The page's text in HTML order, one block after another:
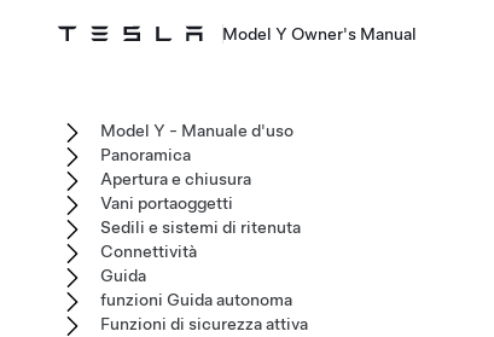
Model Y Owner's Manual
Model Y - Manuale d'uso
Panoramica
Apertura e chiusura
Vani portaoggetti
Sedili e sistemi di ritenuta
Connettività
Guida
funzioni Guida autonoma
Funzioni di sicurezza attiva